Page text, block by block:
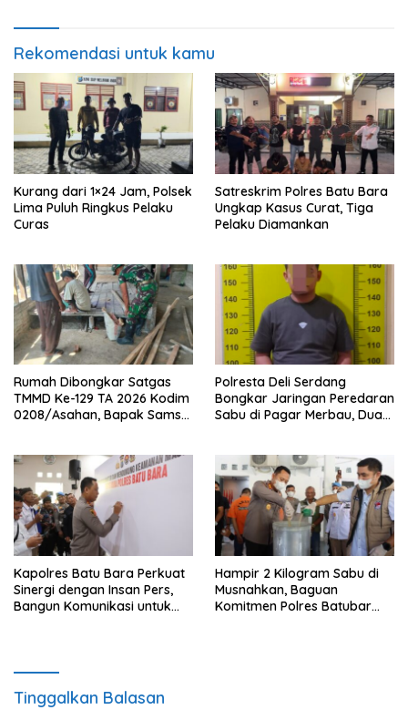
Rekomendasi untuk kamu
Kurang dari 1×24 Jam, Polsek
Lima Puluh Ringkus Pelaku
Curas
Satreskrim Polres Batu Bara
Ungkap Kasus Curat, Tiga
Pelaku Diamankan
Rumah Dibongkar Satgas
TMMD Ke-129 TA 2026 Kodim
0208/Asahan, Bapak Samsul
Segera Terwujud
Polresta Deli Serdang
Bongkar Jaringan Peredaran
Sabu di Pagar Merbau, Dua
Kapolres Batu Bara Perkuat
Sinergi dengan Insan Pers,
Bangun Komunikasi untuk
Hampir 2 Kilogram Sabu di
Musnahkan, Baguan
Komitmen Polres Batubar
Tinggalkan Balasan